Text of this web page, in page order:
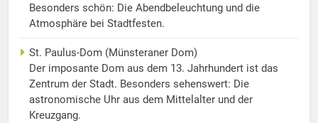
Besonders schön: Die Abendbeleuchtung und die
Atmosphäre bei Stadtfesten.
St. Paulus-Dom (Münsteraner Dom)
Der imposante Dom aus dem 13. Jahrhundert ist das
Zentrum der Stadt. Besonders sehenswert: Die
astronomische Uhr aus dem Mittelalter und der
Kreuzgang.